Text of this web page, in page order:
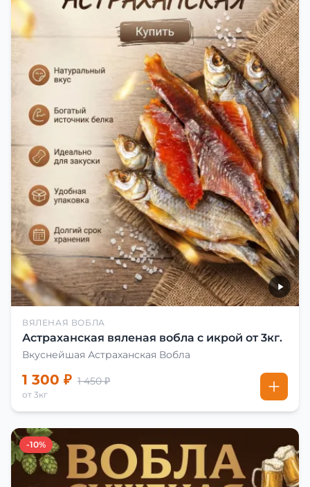
ВЯЛЕНАЯ ВОБЛА
Астраханская вяленая вобла с икрой от 3кг.
Вкуснейшая Астраханская Вобла
1 300 ₽ 1 450 ₽
от 3кг
-10%